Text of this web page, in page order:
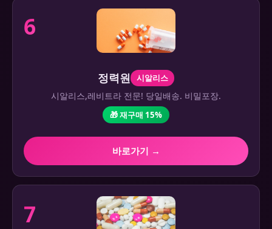
6
정력원 시알리스
시알리스,레비트라 전문! 당일배송. 비밀포장.
🎁 재구매 15%
바로가기 →
7